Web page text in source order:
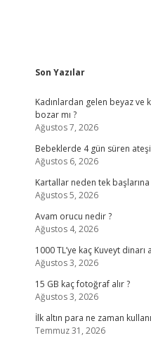
Sidebar
Son Yazılar
Kadınlardan gelen beyaz ve
bozar mı ?
Ağustos 7, 2026
Bebeklerde 4 gün süren
Ağustos 6, 2026
Kartallar neden tek başlarına
Ağustos 5, 2026
Avam orucu nedir ?
Ağustos 4, 2026
1000 TL’ye kaç Kuveyt dinarı
Ağustos 3, 2026
15 GB kaç fotoğraf alır ?
Ağustos 3, 2026
İlk altın para ne zaman
Temmuz 31, 2026